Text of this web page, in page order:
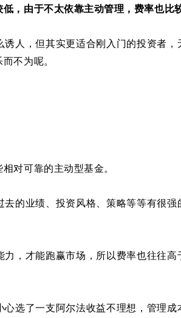
，由于不太依靠主动管理，费率也比
人，但其实更适合刚入门的投资者，
不为呢。
对可靠的主动型基金。
的业绩、投资风格、策略等等有很强
，才能跑赢市场，所以费率也往往高
选了一支阿尔法收益不理想，管理成